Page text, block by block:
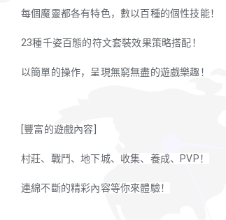
每個魔靈都各有特色，數以百種的個性技能！
23種千姿百態的符文套裝效果策略搭配！
以簡單的操作，呈現無窮無盡的遊戲樂趣！
[豐富的遊戲內容]
村莊、戰鬥、地下城、收集、養成、PVP！
連綿不斷的精彩內容等你來體驗！